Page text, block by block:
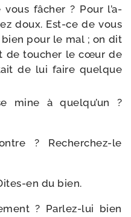
fâcher ? Pour l’a­
doux. Est-​ce de vous
pour le mal ; on dit
de tou­cher le cœur de
de lui faire quelque
mine à quel­qu’un ?
? Recherchez-​le
​en du bien.
? Parlez-​lui bien